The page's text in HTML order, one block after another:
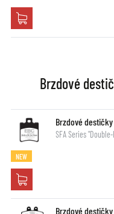
Brzdové
Brzdové destičky
SFA Series
NEW
Brzdové destičky